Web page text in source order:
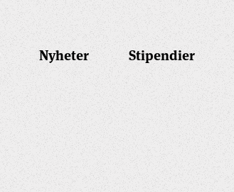
Nyheter Stipendier